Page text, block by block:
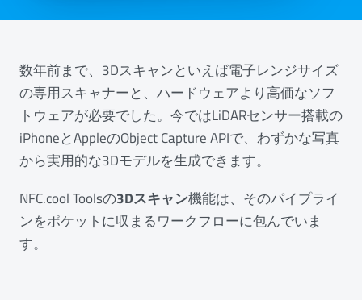
数年前まで、3Dスキャンといえば電子レンジサイズ
の専用スキャナーと、ハードウェアより高価なソフ
トウェアが必要でした。今ではLiDARセンサー搭載の
iPhoneとAppleのObject Capture APIで、わずかな写真
から実用的な3Dモデルを生成できます。
NFC.cool Toolsの3Dスキャン機能は、そのパイプライ
ンをポケットに収まるワークフローに包んでいま
す。